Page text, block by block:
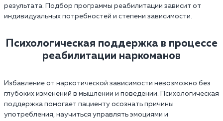
результата. Подбор программы реабилитации зависит от
индивидуальных потребностей и степени зависимости.
Психологическая поддержка в процессе
реабилитации наркоманов
Избавление от наркотической зависимости невозможно без
глубоких изменений в мышлении и поведении. Психологическая
поддержка помогает пациенту осознать причины
употребления, научиться управлять эмоциями и